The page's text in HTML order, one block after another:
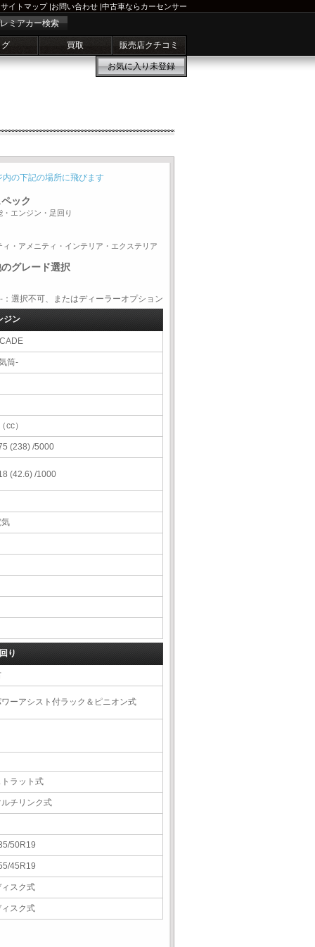
サイトマップ|お問い合わせ |中古車ならカーセンサー
ミアカー検索
買取 販売店クチコミ
お気に入り未登録
内の下記の場所に飛びます
ック
・エンジン・足回り
ィ・アメニティ・インテリア・エクステリア
グレード選択
択不可、またはディーラーオプション
ジン
筒-
cc）
(238) /5000
(42.6) /1000
り
ーアシスト付ラック＆ピニオン式
ラット式
チリンク式
50R19
45R19
スク式
スク式